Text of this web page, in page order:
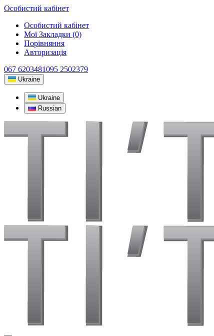
Особистий кабінет
Особистий кабінет
Мої Закладки (0)
Порівняння
Авторизація
067 6203481095 2502379
Ukraine
Ukraine
Russian